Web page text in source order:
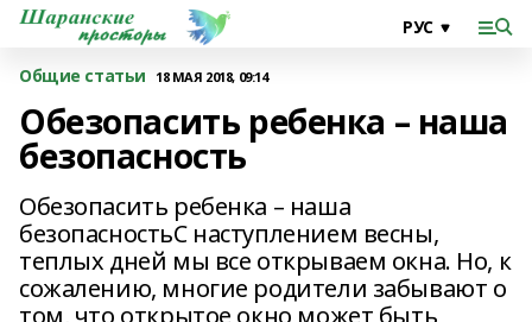
Общие статьи 18 МАЯ 2018, 09:14
Обезопасить ребенка – наша
безопасность
Обезопасить ребенка – наша
безопасностьС наступлением весны,
теплых дней мы все открываем окна. Но, к
сожалению, многие родители забывают о
том, что открытое окно может быть